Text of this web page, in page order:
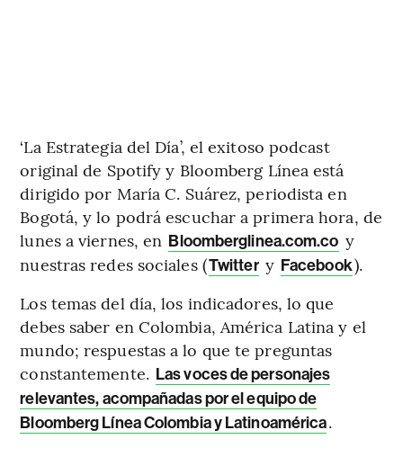
‘La Estrategia del Día’, el exitoso podcast
original de Spotify y Bloomberg Línea está
dirigido por María C. Suárez, periodista en
Bogotá, y lo podrá escuchar a primera hora, de
lunes a viernes, en Bloomberglinea.com.co y
nuestras redes sociales (Twitter y Facebook).
Los temas del día, los indicadores, lo que
debes saber en Colombia, América Latina y el
mundo; respuestas a lo que te preguntas
constantemente. Las voces de personajes
relevantes, acompañadas por el equipo de
Bloomberg Línea Colombia y Latinoamérica.